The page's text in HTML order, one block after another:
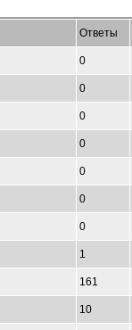
Ответы
0
0
0
0
0
0
0
1
161
10